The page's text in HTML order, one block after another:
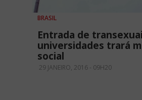
BRASIL
Entrada de
universidades trará
social
29 JANEIRO, 2016 - 09H20